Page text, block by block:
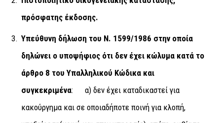
πρόσφατης έκδοσης.
Υπεύθυνη δήλωση του Ν. 1599/1986 στην οποία
δηλώνει ο υποψήφιος ότι δεν έχει κώλυμα κατά το
άρθρο 8 του Υπαλληλικού Κώδικα και
συγκεκριμένα: α) δεν έχει καταδικαστεί για
κακούργημα και σε οποιαδήποτε ποινή για κλοπή,